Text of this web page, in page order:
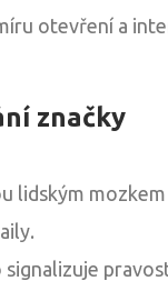
otevření a
značky
lidským